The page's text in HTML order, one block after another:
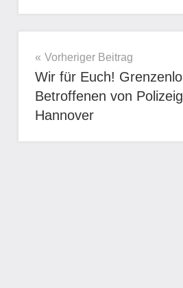
Beitragsnavigation
Vorheriger Beitrag
Wir für Euch!
Betroffenen von
Hannover